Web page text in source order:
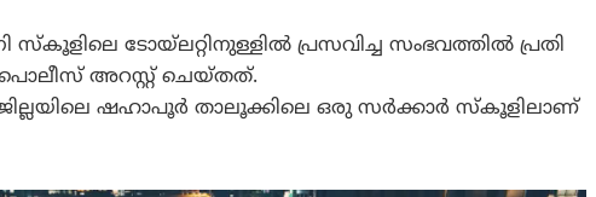
സ്‌കൂളിലെ ടോയ്ലറ്റിനുള്ളിൽ പ്രസവിച്ച സംഭവത്തിൽ പ്രതി
പൊലീസ് അറസ്റ്റ് ചെയ്തത്.
ഷഹാപൂർ താലൂക്കിലെ ഒരു സർക്കാർ സ്‌കൂളിലാണ്